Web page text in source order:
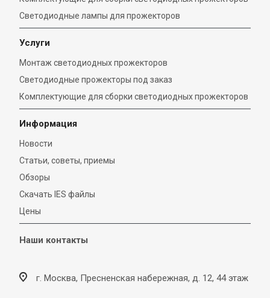
Светодиодные лампы для прожекторов
Услуги
Монтаж светодиодных прожекторов
Светодиодные прожекторы под заказ
Комплектующие для сборки светодиодных прожекторов
Информация
Новости
Статьи, советы, приемы
Обзоры
Скачать IES файлы
Цены
Наши контакты
г. Москва, Пресненская набережная, д. 12, 44 этаж